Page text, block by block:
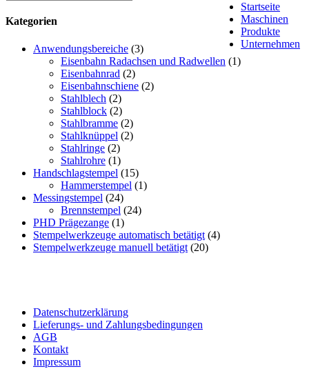
Kategorien
Anwendungsbereiche (3)
Eisenbahn Radachsen und Radwellen (1)
Eisenbahnrad (2)
Eisenbahnschiene (2)
Stahlblech (2)
Stahlblock (2)
Stahlbramme (2)
Stahlknüppel (2)
Stahlringe (2)
Stahlrohre (1)
Handschlagstempel (15)
Hammerstempel (1)
Messingstempel (24)
Brennstempel (24)
PHD Prägezange (1)
Stempelwerkzeuge automatisch betätigt (4)
Stempelwerkzeuge manuell betätigt (20)
Startseite
Maschinen
Produkte
Unternehmen
Datenschutzerklärung
Lieferungs- und Zahlungsbedingungen
AGB
Kontakt
Impressum